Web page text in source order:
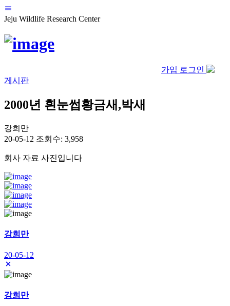
Jeju Wildlife Research Center
가입 로그인
게시판
2000년 흰눈썹황금새,박새
강희만
20-05-12 조회수: 3,958
회사 자료 사진입니다
강희만
20-05-12
강희만